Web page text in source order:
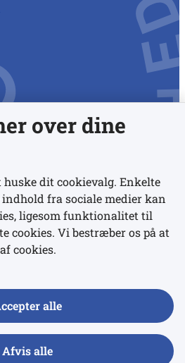
over dine
dit cookievalg. Enkelte
fra sociale medier kan
ligesom funktionalitet til
cookies. Vi bestræber os på at
cookies.
alle
Afvis alle